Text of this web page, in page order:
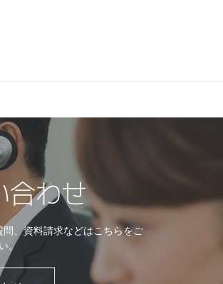
合わせ
、資料請求などはこちらをご
。